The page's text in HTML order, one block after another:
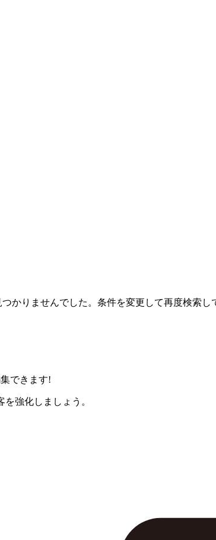
かりませんでした。条件を変更して再度検索し
できます!
強化しましょう。